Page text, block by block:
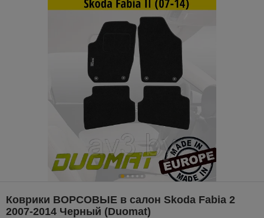
Коврики ВОРСОВЫЕ в салон Skoda Fabia 2
2007-2014 Черный (Duomat)